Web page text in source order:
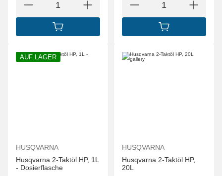
IN DEN WARENKORB IN DEN
AUF LAGER
HUSQVARNA
Husqvarna 2-Taktöl HP, 1L
- Dosierflasche
HUSQVARNA
Husqvarna 2-Taktöl HP,
20L